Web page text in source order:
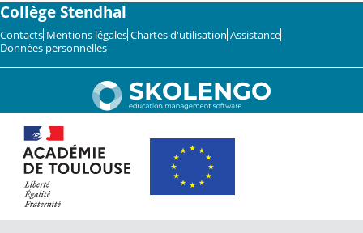
Collège Stendhal
Contacts Mentions légales Chartes d'utilisation Assistance
Données personnelles